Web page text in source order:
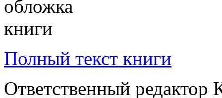
Полный текст книги
Ответственный